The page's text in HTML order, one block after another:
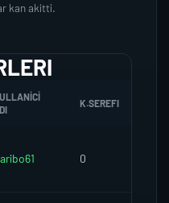
kan akitti.
K.SEREFI
0